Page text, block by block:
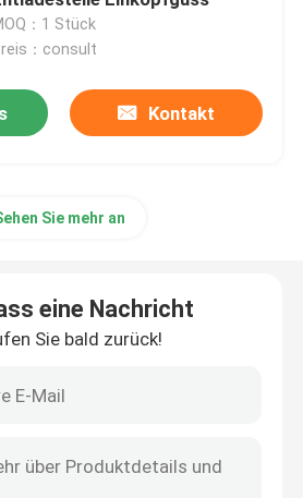
Transformator
：1 Stück
：consult
Kontakt
Sie mehr an
eine Nachricht
Sie bald zurück!